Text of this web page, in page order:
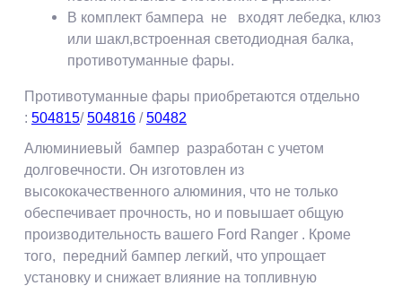
В комплект бампера не входят лебедка, клюз
или шакл,встроенная светодиодная балка,
противотуманные фары.
Противотуманные фары приобретаются отдельно
: 504815/504816 /50482
Алюминиевый бампер разработан с учетом
долговечности. Он изготовлен ​​из
высококачественного алюминия, что не только
обеспечивает прочность, но и повышает общую
производительность вашего Ford Ranger . Кроме
того, передний бампер легкий, что упрощает
установку и снижает влияние на топливную